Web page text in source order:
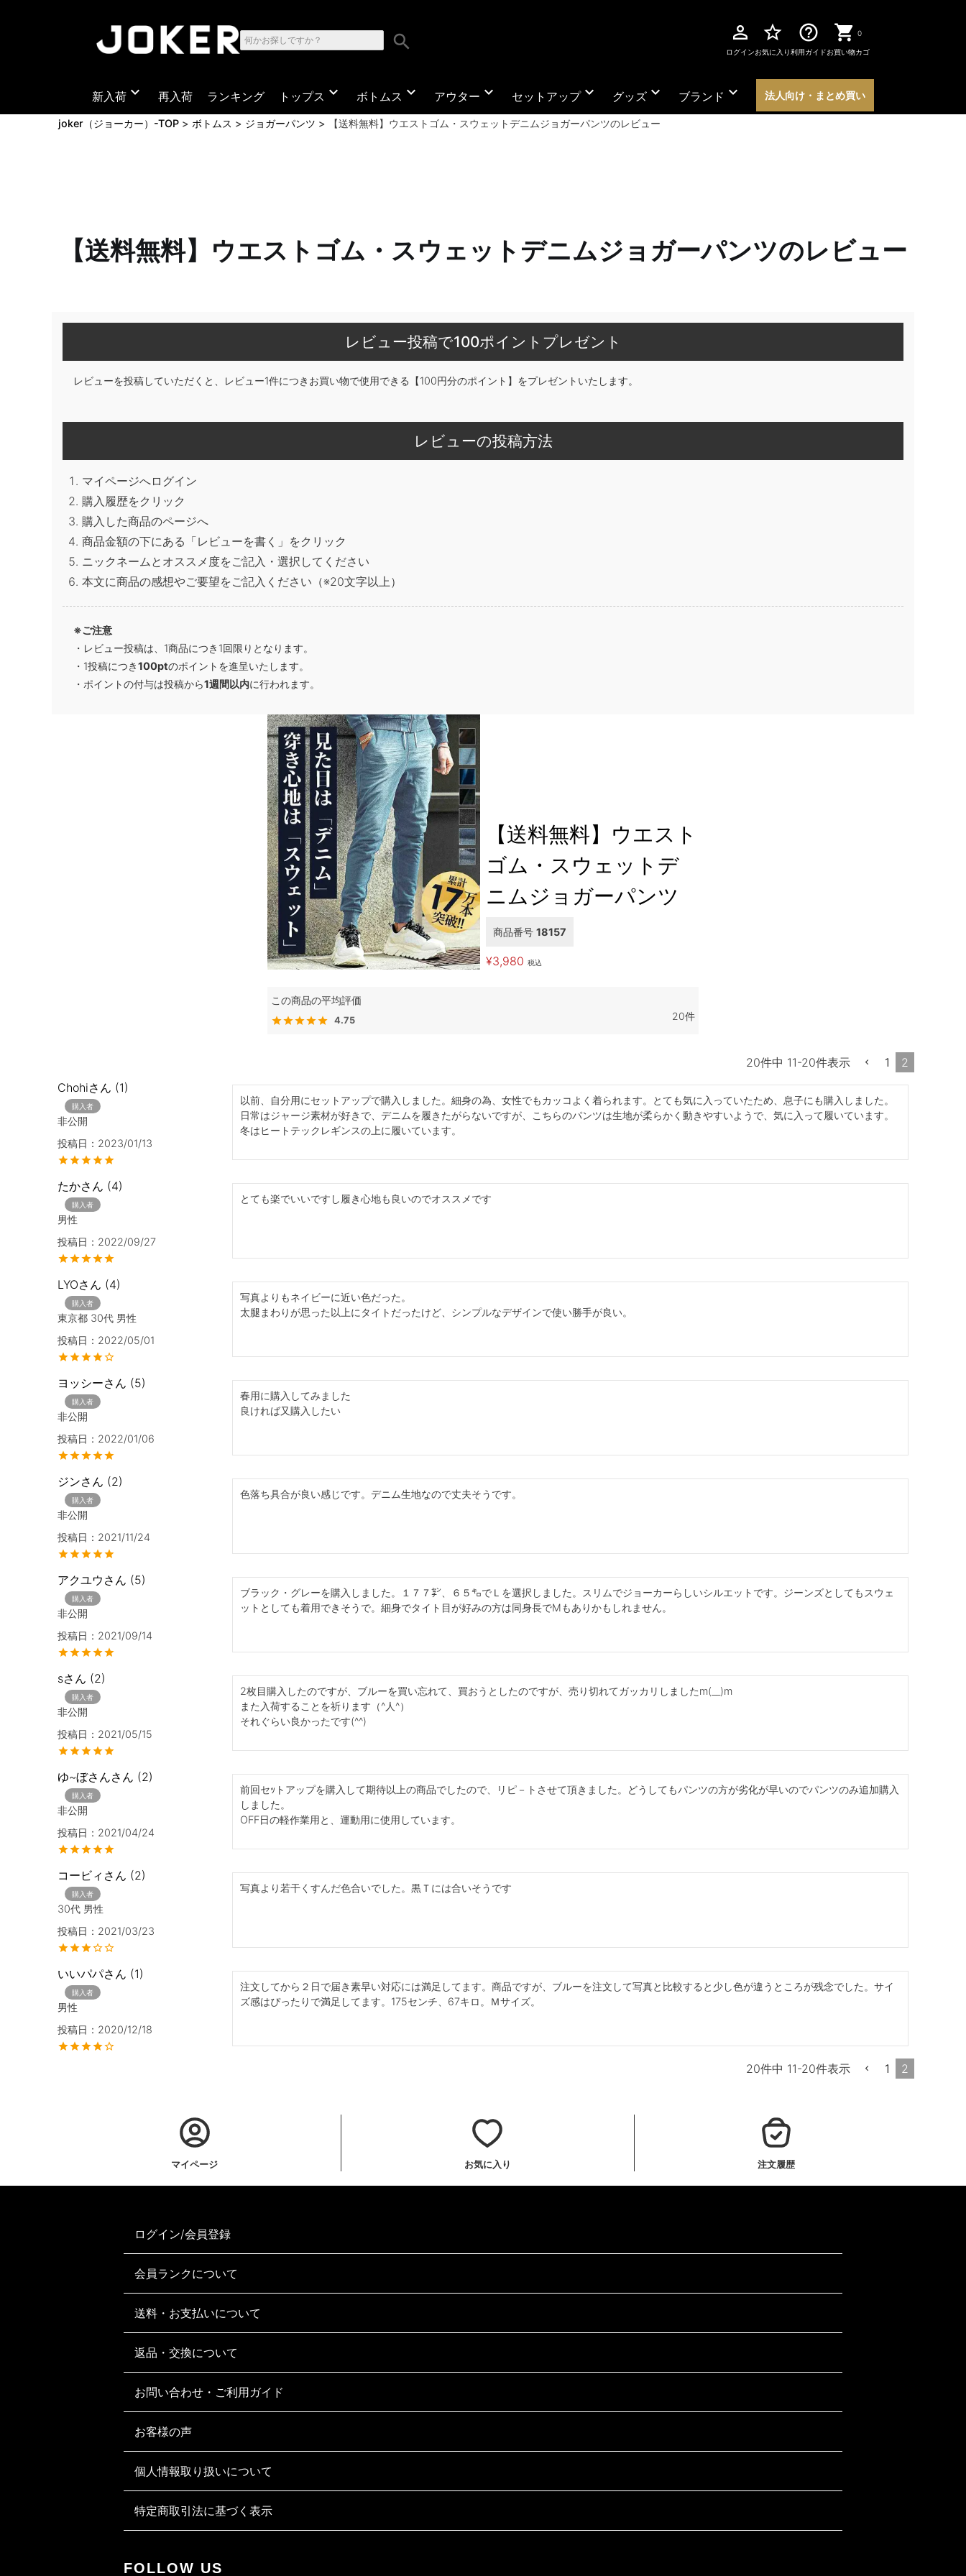
search perm_identity
ログイン
star_border
お気に入り
help_outline
利用ガイド
0
お買い物カゴ
新入荷 expand_more 再入荷 ランキング トップス expand_more ボトムス expand_more アウター expand_more セットアップexpand_more グッズ expand_more ブランド expand_more 法人向け・まとめ買い
joker（ジョーカー）-TOP ボトムス ジョガーパンツ 【送料無料】ウエストゴム・スウェットデニムジョガーパンツのレビュー
【送料無料】ウエストゴム・スウェットデニムジョガーパンツのレビュー
レビュー投稿で100ポイントプレゼント
レビューを投稿していただくと、レビュー1件につきお買い物で使用できる【100円分のポイント】をプレゼントいたします。
レビューの投稿方法
マイページへログイン
購入履歴をクリック
購入した商品のページへ
商品金額の下にある「レビューを書く」をクリック
ニックネームとオススメ度をご記入・選択してください
本文に商品の感想やご要望をご記入ください（※20文字以上）
※ご注意
・レビュー投稿は、1商品につき1回限りとなります。
・1投稿につき100ptのポイントを進呈いたします。
・ポイントの付与は投稿から1週間以内に行われます。
【送料無料】ウエスト
ゴム・スウェットデ
ニムジョガーパンツ
商品番号 18157
¥3,980 税込
4.75 20
20件中 11-20件表示 1
2
Chohi
1
購入者
非公開
投稿日
2023/01/13
以前、自分用にセットアップで購入しました。細身の為、女性でもカッコよく着られます。とても気に入っていたため、息子にも購入しました。
日常はジャージ素材が好きで、デニムを履きたがらないですが、こちらのパンツは生地が柔らかく動きやすいようで、気に入って履いています。
冬はヒートテックレギンスの上に履いています。
たか 4
購入者
男性
投稿日
2022/09/27
とても楽でいいですし履き心地も良いのでオススメです
LYO 4
購入者
東京都 30代 男性
投稿日
2022/05/01
写真よりもネイビーに近い色だった。
太腿まわりが思った以上にタイトだったけど、シンプルなデザインで使い勝手が良い。
ヨッシー 5
購入者
非公開
投稿日
2022/01/06
春用に購入してみました
良ければ又購入したい
ジン 2
購入者
非公開
投稿日
2021/11/24
色落ち具合が良い感じです。デニム生地なので丈夫そうです。
アクユウ 5
購入者
非公開
投稿日
2021/09/14
ブラック・グレーを購入しました。１７７㌢、６５㌔でＬを選択しました。スリムでジョーカーらしいシルエットです。ジーンズとしてもスウェ
ットとしても着用できそうで。細身でタイト目が好みの方は同身長でMもありかもしれません。
s 2
購入者
非公開
投稿日
2021/05/15
2枚目購入したのですが、ブルーを買い忘れて、買おうとしたのですが、売り切れてガッカリしましたm(__)m
また入荷することを祈ります（^人^）
それぐらい良かったです(^^)
ゆ~ぼさん 2
購入者
非公開
投稿日
2021/04/24
前回セｯトアップを購入して期待以上の商品でしたので、リピ－トさせて頂きました。どうしてもパンツの方が劣化が早いのでパンツのみ追加購入
しました。
OFF日の軽作業用と、運動用に使用しています。
コービィ 2
購入者
30代 男性
投稿日
2021/03/23
写真より若干くすんだ色合いでした。黒Ｔには合いそうです
いいパパ 1
購入者
男性
投稿日
2020/12/18
注文してから２日で届き素早い対応には満足してます。商品ですが、ブルーを注文して写真と比較すると少し色が違うところが残念でした。サイ
ズ感はぴったりで満足してます。175センチ、67キロ。Ｍサイズ。
20件中 11-20件表示 1 2
マイページ お気に入り 注文履歴
ログイン/会員登録
会員ランクについて
送料・お支払いについて
返品・交換について
お問い合わせ・ご利用ガイド
お客様の声
個人情報取り扱いについて
特定商取引法に基づく表示
FOLLOW US